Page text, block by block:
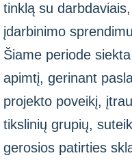
tinklą su
įdarbinimo
Šiame periode
apimtį, gerinant
projekto poveikį,
tikslinių grupių,
gerosios patirties